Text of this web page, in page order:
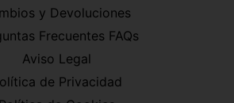
y Devoluciones
Frecuentes FAQs
Aviso Legal
de Privacidad